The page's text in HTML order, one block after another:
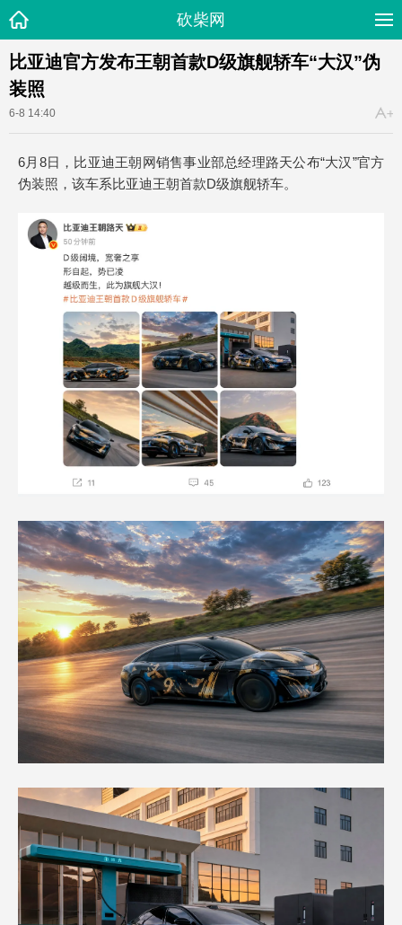
砍柴网
比亚迪官方发布王朝首款D级旗舰轿车“大汉”伪
装照
6-8 14:40
6月8日，比亚迪王朝网销售事业部总经理路天公布“大汉”官方
伪装照，该车系比亚迪王朝首款D级旗舰轿车。